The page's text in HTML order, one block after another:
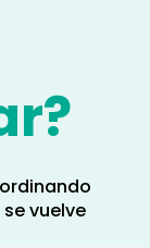
vuelve